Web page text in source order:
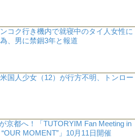
コク行き機内で就寝中のタイ人女性に
、男に禁錮3年と報道
国人少女（12）が行方不明、トンロー
京都へ！「TUTORYIM Fan Meeting in
MOMENT”」10月11日開催